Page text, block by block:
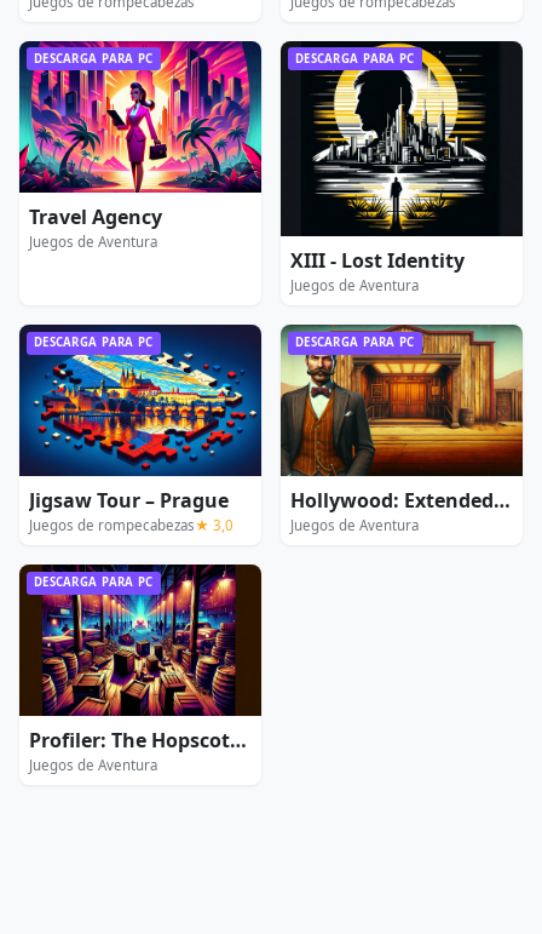
DESCARGA PARA PC
Travel Agency
Juegos de Aventura
DESCARGA PARA PC
XIII - Lost Identity
Juegos de Aventura
DESCARGA PARA PC
Jigsaw Tour – Prague
Juegos de rompecabezas★ 3,0
DESCARGA PARA PC
Hollywood: Extended Edition
Juegos de Aventura
DESCARGA PARA PC
Profiler: The Hopscotch Killer - Extended Edition
Juegos de Aventura